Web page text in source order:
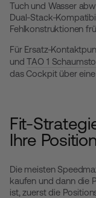
Tuch und Wasser
Dual-Stack-
Fehlkonstruktionen
Für Ersatz-
undTAO 1
das Cockpit über
Fit-
Ihre
Die meisten
kaufen und dann die
ist, zuerst die